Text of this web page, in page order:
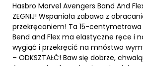
Hasbro Marvel Avengers Band And
ZEGNIJ! Wspaniała zabawa z
przekręcaniem! Ta 15-centymetrowa
Bend and Flex ma elastyczne ręce i
wygiąć i przekręcić na mnóstwo
– ODKSZTAŁĆ! Baw się dobrze,